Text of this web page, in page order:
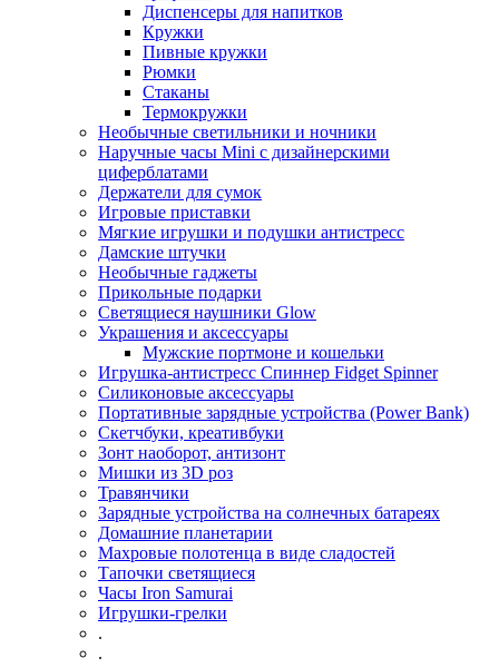
Диспенсеры для напитков
Кружки
Пивные кружки
Рюмки
Стаканы
Термокружки
Необычные светильники и ночники
Наручные часы Mini с дизайнерскими
циферблатами
Держатели для сумок
Игровые приставки
Мягкие игрушки и подушки антистресс
Дамские штучки
Необычные гаджеты
Прикольные подарки
Светящиеся наушники Glow
Украшения и аксессуары
Мужские портмоне и кошельки
Игрушка-антистресс Спиннер Fidget Spinner
Силиконовые аксессуары
Портативные зарядные устройства (Power Bank)
Скетчбуки, креативбуки
Зонт наоборот, антизонт
Мишки из 3D роз
Травянчики
Зарядные устройства на солнечных батареях
Домашние планетарии
Махровые полотенца в виде сладостей
Тапочки светящиеся
Часы Iron Samurai
Игрушки-грелки
.
.